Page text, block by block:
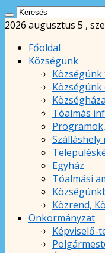
2026 augusztus 5 ,
Főoldal
Községünk
Községünk
Tóalmás
Egyház
Tóalmási
Közrend,
Önkormányzat
Képviselő-